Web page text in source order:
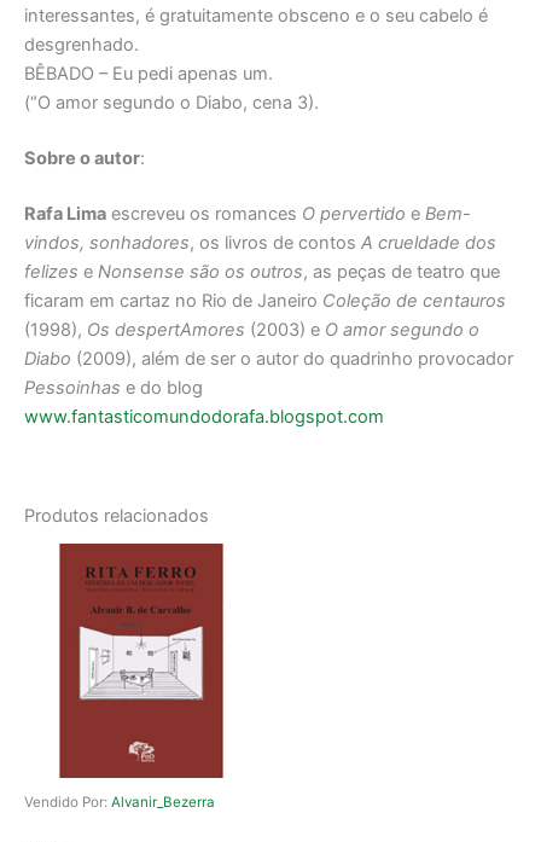
interessantes, é gratuitamente obsceno e o seu cabelo é
desgrenhado.
BÊBADO – Eu pedi apenas um.
(“O amor segundo o Diabo, cena 3).
Sobre o autor:
Rafa Lima escreveu os romances O pervertido e Bem-
vindos, sonhadores, os livros de contos A crueldade dos
felizes e Nonsense são os outros, as peças de teatro que
ficaram em cartaz no Rio de Janeiro Coleção de centauros
(1998), Os despertAmores (2003) e O amor segundo o
Diabo (2009), além de ser o autor do quadrinho provocador
Pessoinhas e do blog
www.fantasticomundodorafa.blogspot.com
Produtos relacionados
Vendido Por: Alvanir_Bezerra